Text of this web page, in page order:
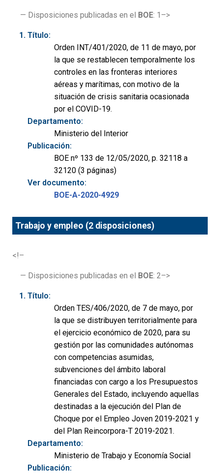
— Disposiciones publicadas en el BOE: 1–>
Título:
Orden INT/401/2020, de 11 de mayo, por
la que se restablecen temporalmente los
controles en las fronteras interiores
aéreas y marítimas, con motivo de la
situación de crisis sanitaria ocasionada
por el COVID-19.
Departamento:
Ministerio del Interior
Publicación:
BOE nº 133 de 12/05/2020, p. 32118 a
32120 (3 páginas)
Ver documento:
BOE-A-2020-4929
Trabajo y empleo (2 disposiciones)
<!–
— Disposiciones publicadas en el BOE: 2–>
Título:
Orden TES/406/2020, de 7 de mayo, por
la que se distribuyen territorialmente para
el ejercicio económico de 2020, para su
gestión por las comunidades autónomas
con competencias asumidas,
subvenciones del ámbito laboral
financiadas con cargo a los Presupuestos
Generales del Estado, incluyendo aquellas
destinadas a la ejecución del Plan de
Choque por el Empleo Joven 2019-2021 y
del Plan Reincorpora-T 2019-2021.
Departamento:
Ministerio de Trabajo y Economía Social
Publicación: